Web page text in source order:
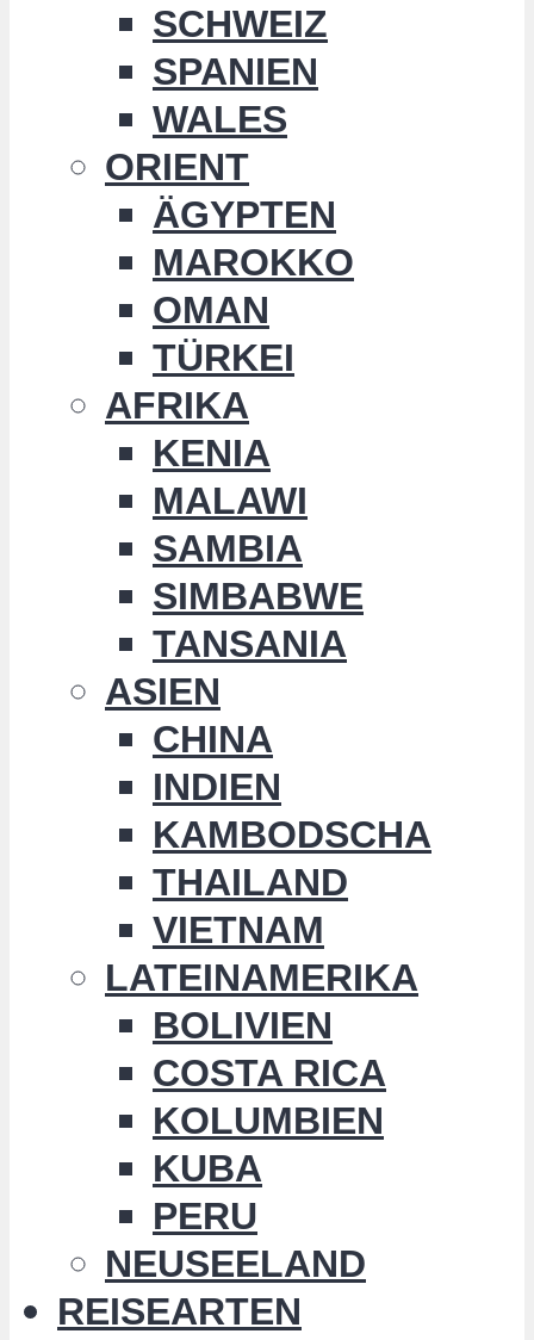
SCHWEIZ
SPANIEN
WALES
ORIENT
ÄGYPTEN
MAROKKO
OMAN
TÜRKEI
AFRIKA
KENIA
MALAWI
SAMBIA
SIMBABWE
TANSANIA
ASIEN
CHINA
INDIEN
KAMBODSCHA
THAILAND
VIETNAM
LATEINAMERIKA
BOLIVIEN
COSTA RICA
KOLUMBIEN
KUBA
PERU
NEUSEELAND
REISEARTEN